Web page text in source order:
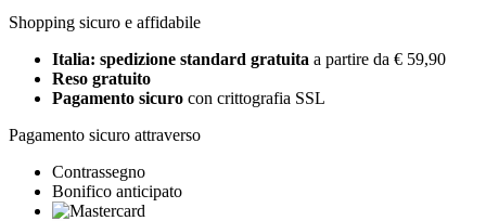
Shopping sicuro e affidabile
Italia: spedizione standard gratuita a partire da € 59,90
Reso gratuito
Pagamento sicuro con crittografia SSL
Pagamento sicuro attraverso
Contrassegno
Bonifico anticipato